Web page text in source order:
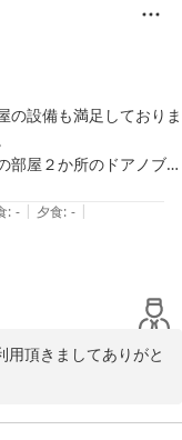
めのお言葉まで
利用下さいませ。
の設備も満足しておりま
部屋２か所のドアノブ
下がっていたことでし
翌日のチェックアウ
ました。共用部分の廊
その他トラブルがないか
: - | 夕食: - |
用頂きましてありがと
せて頂きます。